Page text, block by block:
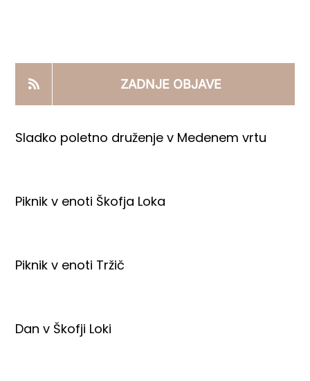
PRODAJNI IZDELKI
AKTUALNO
ZADNJE OBJAVE
Sladko poletno druženje v Medenem vrtu
Piknik v enoti Škofja Loka
Piknik v enoti Tržič
Dan v Škofji Loki